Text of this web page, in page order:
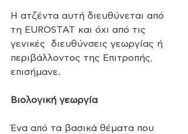
Η ατζέντα αυτή διευθύνεται από
τη EUROSTAT και όχι από τις
γενικές  διευθύνσεις γεωργίας ή
περιβάλλοντος της Επιτροπής,
επισήμανε.
Βιολογική γεωργία
Ένα από τα βασικά θέματα που